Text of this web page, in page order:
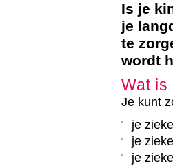
Is je
je
te
wordt
Wat
Je kunt
je
je
je